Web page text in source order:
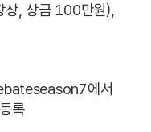
상, 상금 100만원),
에서
록